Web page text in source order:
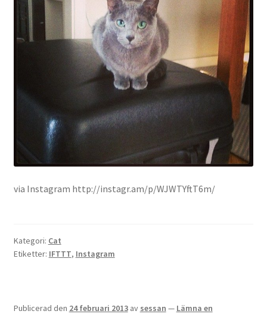
via Instagram http://instagr.am/p/WJWTYftT6m/
Kategori: Cat
Etiketter: IFTTT, Instagram
Publicerad den 24 februari 2013 av sessan — Lämna en